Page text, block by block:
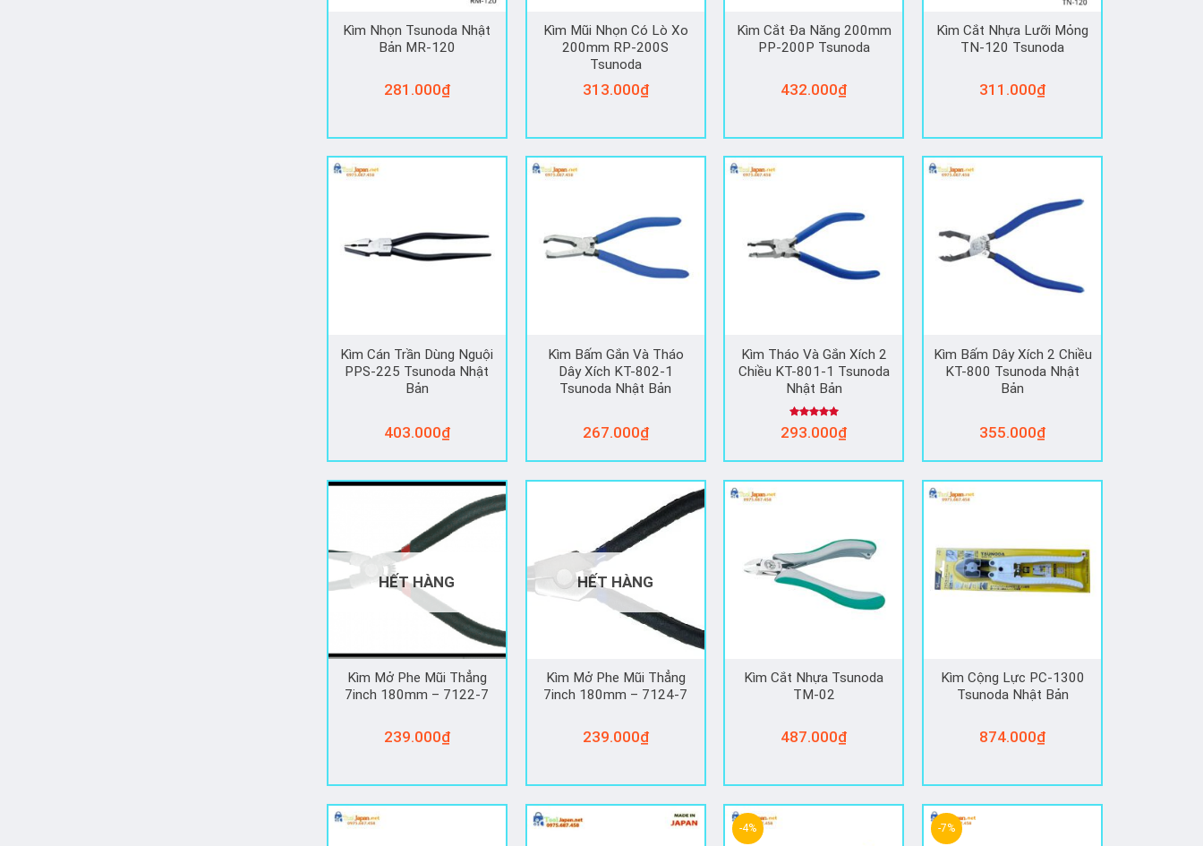
Kìm Nhọn Tsunoda Nhật
Bản MR-120
281.000₫
Kìm Mũi Nhọn Có Lò Xo
200mm RP-200S
Tsunoda
313.000₫
Kìm Cắt Đa Năng 200mm
PP-200P Tsunoda
432.000₫
Kìm Cắt Nhựa Lưỡi Mỏng
TN-120 Tsunoda
311.000₫
Kìm Cán Trần Dùng Nguội
PPS-225 Tsunoda Nhật
Bản
403.000₫
Kìm Bấm Gắn Và Tháo
Dây Xích KT-802-1
Tsunoda Nhật Bản
267.000₫
Kìm Tháo Và Gắn Xích 2
Chiều KT-801-1 Tsunoda
Nhật Bản
Được xếp
hạng5.00
293.000₫
Kìm Bấm Dây Xích 2 Chiều
KT-800 Tsunoda Nhật
Bản
355.000₫
HẾT HÀNG
Kìm Mở Phe Mũi Thẳng
7inch 180mm – 7122-7
239.000₫
HẾT HÀNG
Kìm Mở Phe Mũi Thẳng
7inch 180mm – 7124-7
239.000₫
Kìm Cắt Nhựa Tsunoda
TM-02
487.000₫
Kìm Cộng Lực PC-1300
Tsunoda Nhật Bản
874.000₫
-4% -7%